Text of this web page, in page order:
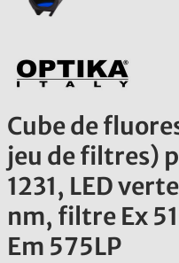
Cube de
jeu de filtres)
1231, LED
nm, filtre Ex
Em 575LP